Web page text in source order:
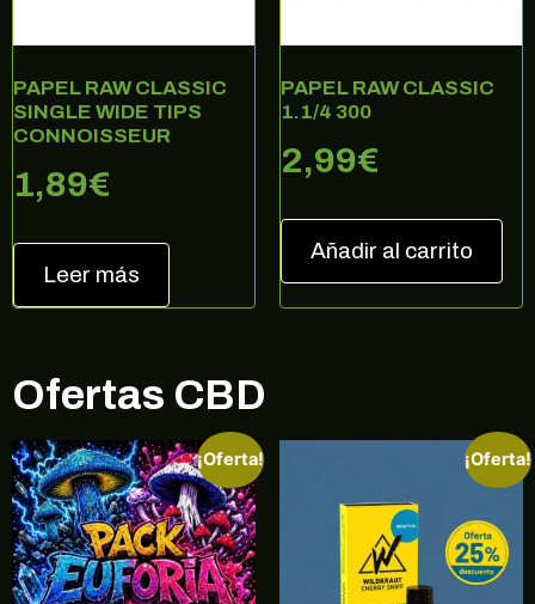
PAPEL RAW CLASSIC
SINGLE WIDE TIPS
CONNOISSEUR
1,89€
Leer más
PAPEL RAW CLASSIC
1.1/4 300
2,99€
Añadir al carrito
Ofertas CBD
¡Oferta! ¡Oferta!